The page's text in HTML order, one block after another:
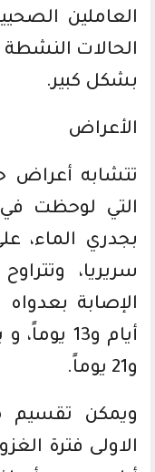
العاملين
الحالات
بشكل كبير.
الأعراض
تتشابه أعراض
التي لوحظت
بجدري الماء،
سريريا،
و21 يوماً.
ويمكن تقسيم